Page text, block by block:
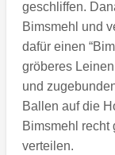
geschliffen.
Bimsmehl und
dafür einen
gröberes
und
Ballen auf die
Bimsmehl recht
verteilen.